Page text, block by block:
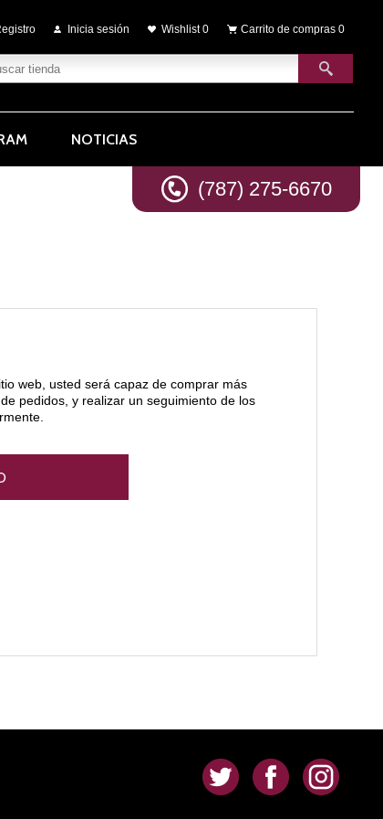
Inicia sesión Wishlist 0 Carrito de compras 0
(787) 275-6670
NOTICIAS
web, usted será capaz de comprar más
pedidos, y realizar un seguimiento de los
. . .